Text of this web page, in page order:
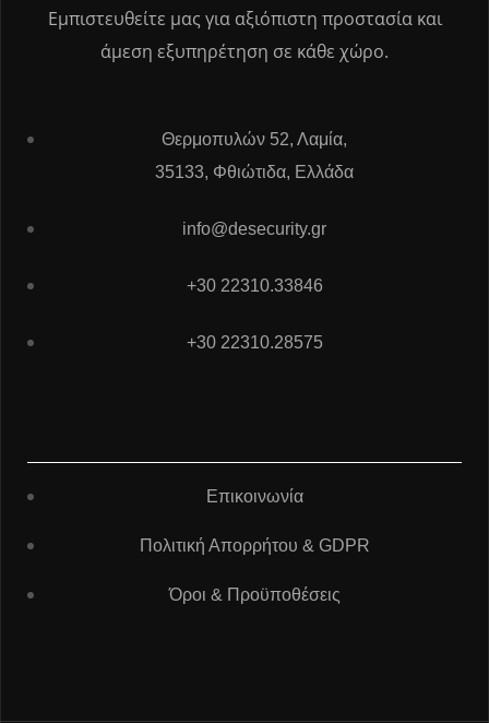
Εμπιστευθείτε μας για αξιόπιστη προστασία και
άμεση εξυπηρέτηση σε κάθε χώρο.
Θερμοπυλών 52, Λαμία,
35133, Φθιώτιδα, Ελλάδα
info@desecurity.gr
+30 22310.33846
+30 22310.28575
Επικοινωνία
Πολιτική Απορρήτου & GDPR
Όροι & Προϋποθέσεις